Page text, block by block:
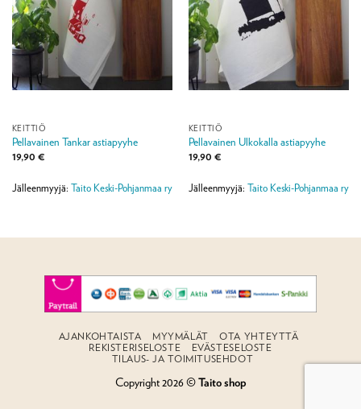
KEITTIÖ
Pellavainen Tankar astiapyyhe
19,90 €
Jälleenmyyjä: Taito Keski-Pohjanmaa ry
KEITTIÖ
Pellavainen Ulkokalla astiapyyhe
19,90 €
Jälleenmyyjä: Taito Keski-Pohjanmaa ry
AJANKOHTAISTA MYYMÄLÄT
OTA YHTEYTTÄ
REKISTERISELOSTE
EVÄSTESELOSTE
TILAUS- JA TOIMITUSEHDOT
Copyright 2026 ©Taito shop